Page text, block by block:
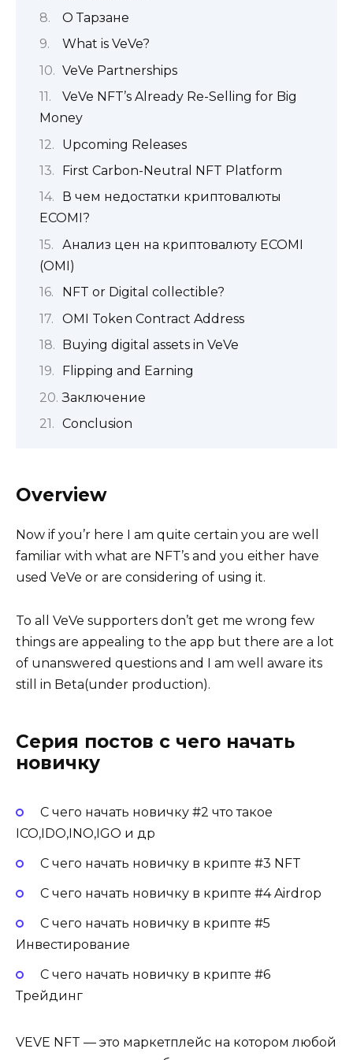
О Тарзане
What is VeVe?
VeVe Partnerships
VeVe NFT’s Already Re-Selling for Big
Money
Upcoming Releases
First Carbon-Neutral NFT Platform
В чем недостатки криптовалюты
ECOMI?
Анализ цен на криптовалюту ECOMI
(OMI)
NFT or Digital collectible?
OMI Token Contract Address
Buying digital assets in VeVe
Flipping and Earning
Заключение
Conclusion
Overview
Now if you’r here I am quite certain you are well
familiar with what are NFT’s and you either have
used VeVe or are considering of using it.
To all VeVe supporters don’t get me wrong few
things are appealing to the app but there are a lot
of unanswered questions and I am well aware its
still in Beta(under production).
Серия постов с чего начать
новичку
С чего начать новичку #2 что такое
ICO,IDO,INO,IGO и др
С чего начать новичку в крипте #3 NFT
С чего начать новичку в крипте #4 Airdrop
С чего начать новичку в крипте #5
Инвестирование
С чего начать новичку в крипте #6
Трейдинг
VEVE NFT — это маркетплейс на котором любой